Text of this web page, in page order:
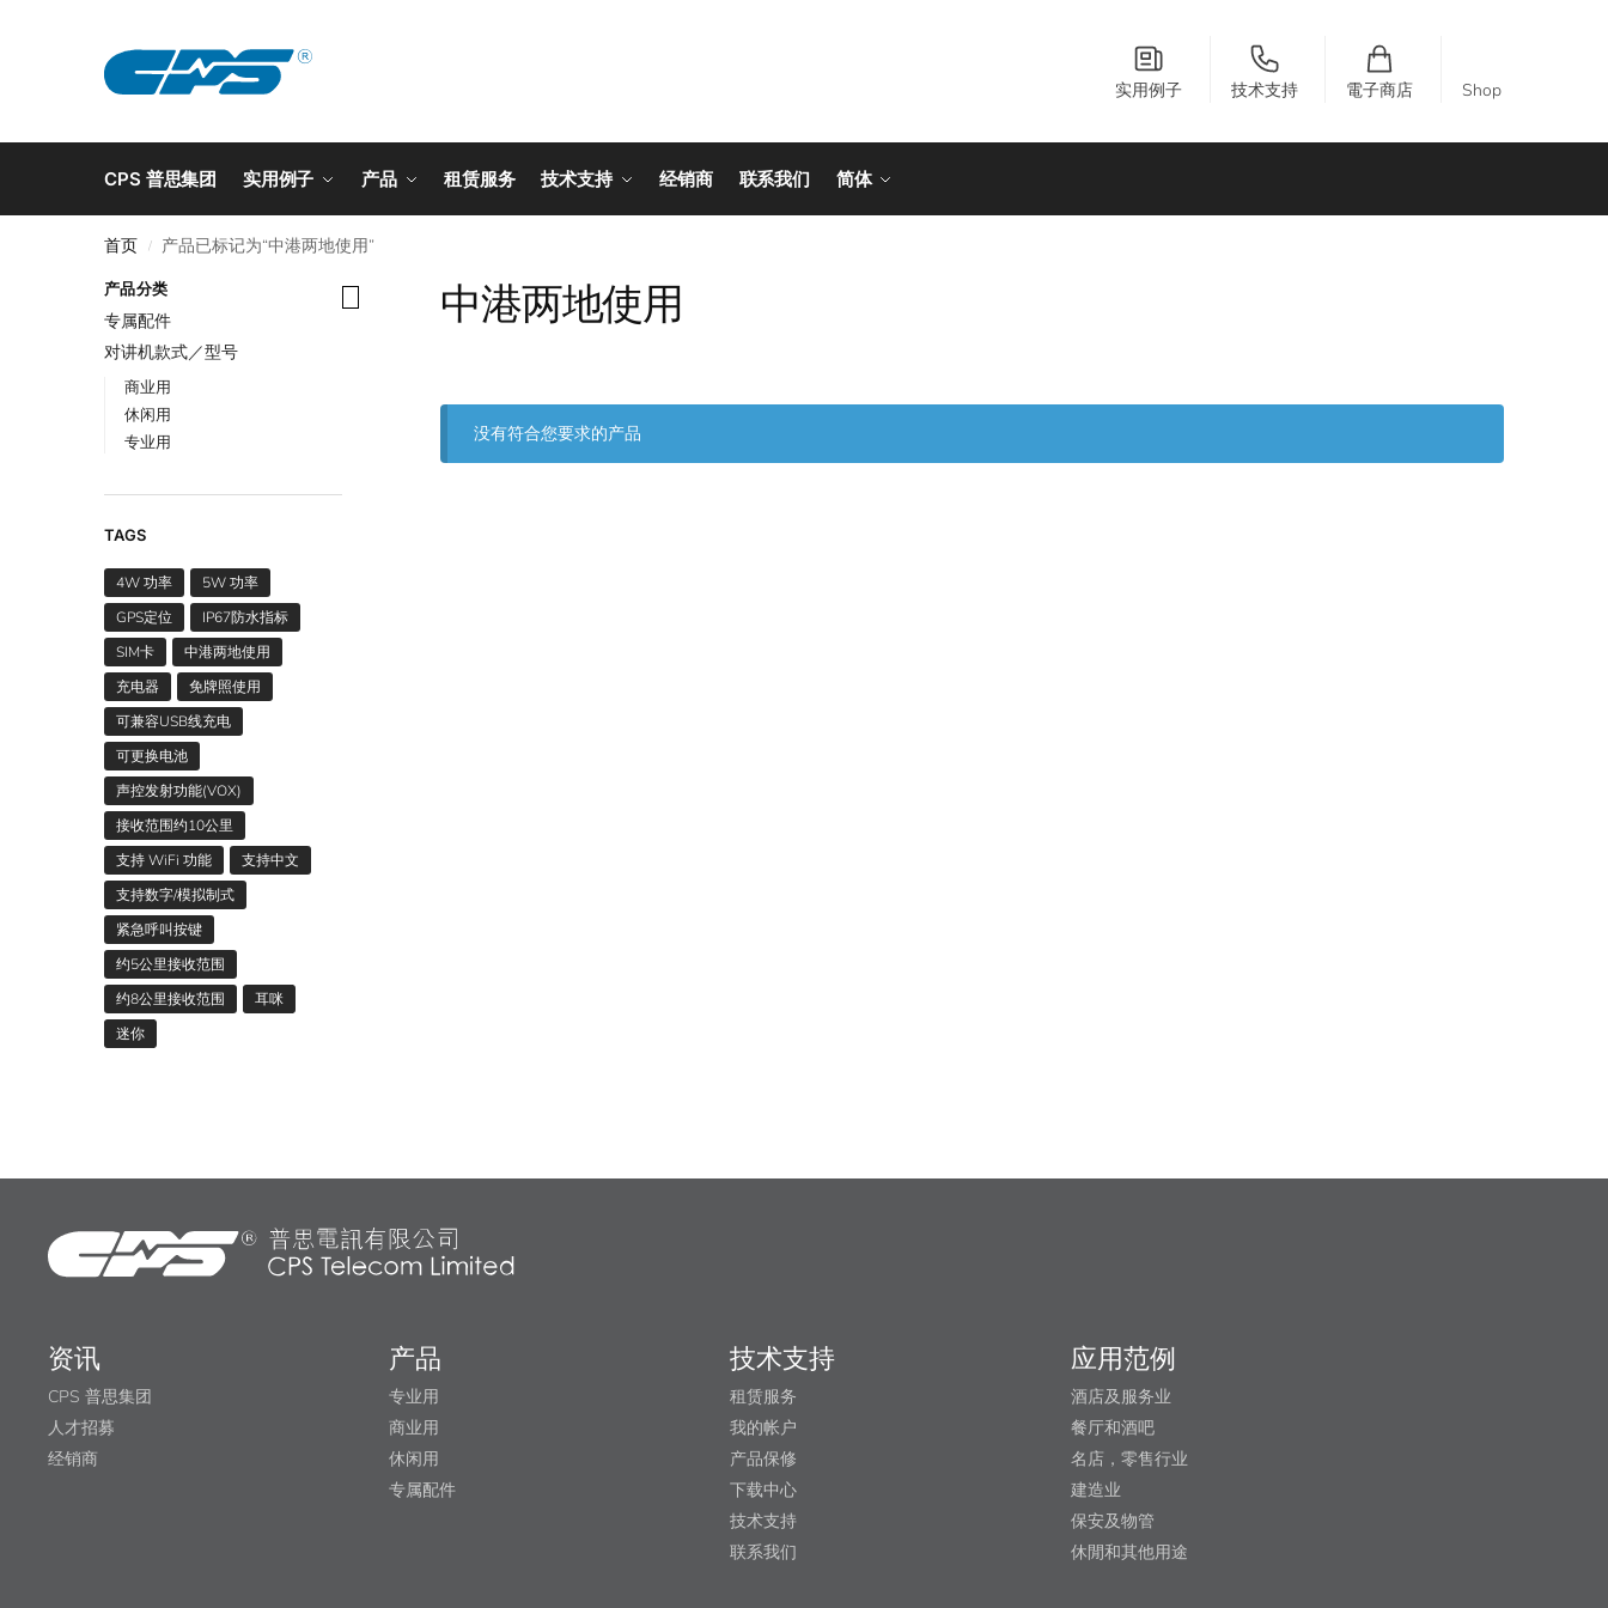
实用例子 技术支持 電子商店 Shop
CPS 普思集团 实用例子 产品 租赁服务 技术支持 经销商 联系我们 简体
首页 / 产品已标记为“中港两地使用”
中港两地使用
没有符合您要求的产品
产品分类
专属配件
对讲机款式／型号
商业用
休闲用
专业用
TAGS
4W 功率
5W 功率
GPS定位
IP67防水指标
SIM卡
中港两地使用
充电器
免牌照使用
可兼容USB线充电
可更换电池
声控发射功能(VOX)
接收范围约10公里
支持 WiFi 功能
支持中文
支持数字/模拟制式
紧急呼叫按键
约5公里接收范围
约8公里接收范围
耳咪
迷你
资讯
CPS 普思集团
人才招募
经销商
产品
专业用
商业用
休闲用
专属配件
技术支持
租赁服务
我的帐户
产品保修
下载中心
技术支持
联系我们
应用范例
酒店及服务业
餐厅和酒吧
名店，零售行业
建造业
保安及物管
休閒和其他用途